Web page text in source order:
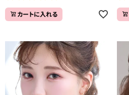
カートに入れる